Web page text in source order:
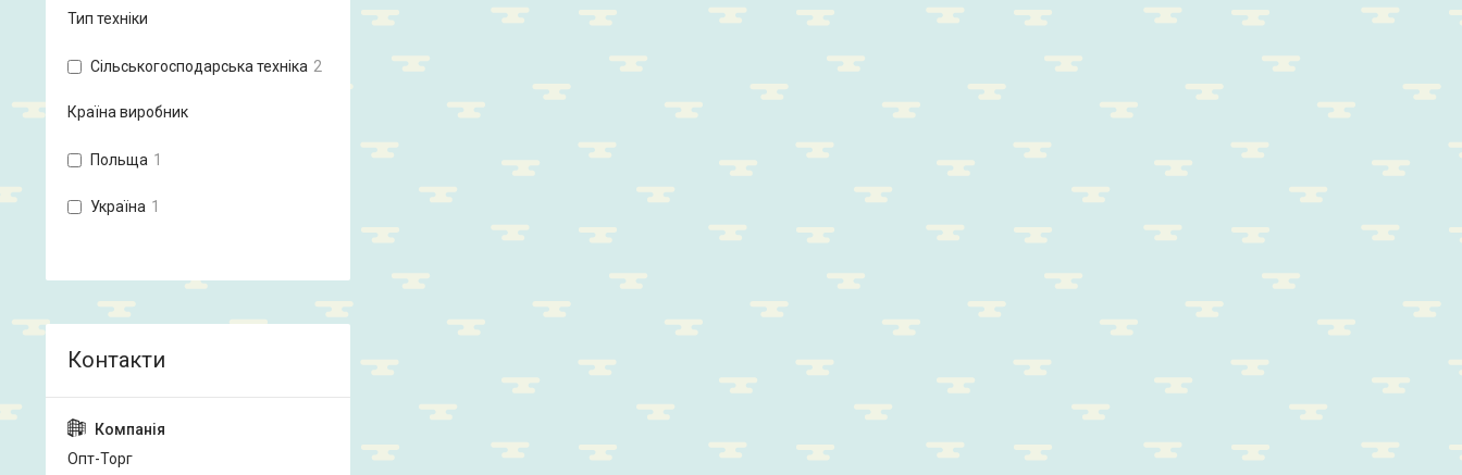
Тип техніки
Сільськогосподарська техніка 2
Країна виробник
Польща 1
Україна 1
Опт-Торг